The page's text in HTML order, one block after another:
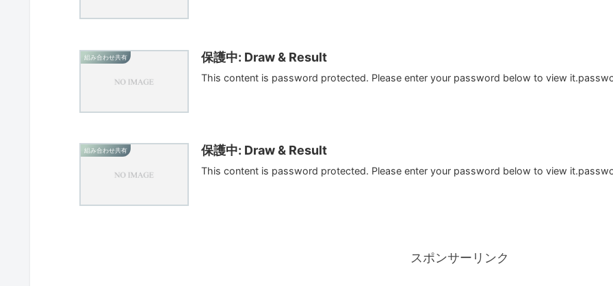
組み合わせ共有 保護中: Draw & Result
This content is password protected. Please enter your password below to view
組み合わせ共有 保護中: Draw & Result
This content is password protected. Please enter your password below to view
スポンサーリンク